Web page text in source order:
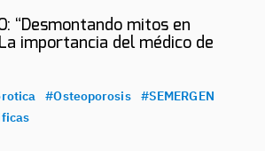
“Desmontando mitos en
importancia del médico de
#Osteoporosis
#SEMERGEN